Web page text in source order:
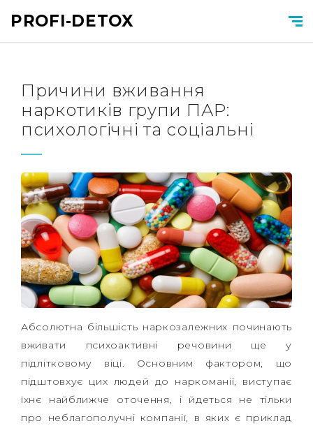
PROFI-DETOX
Причини вживання
наркотиків групи ПАР:
психологічні та соціальні
Абсолютна більшість наркозалежних починають
вживати психоактивні речовини ще у
підлітковому віці. Основним фактором, що
підштовхує цих людей до наркоманії, виступає
їхнє найближче оточення, і йдеться не тільки
про неблагополучні компанії, в яких є приклад